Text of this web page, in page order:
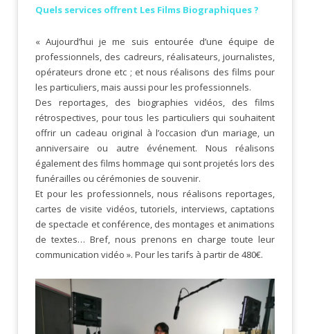
Quels services offrent Les Films Biographiques ?
« Aujourd’hui je me suis entourée d’une équipe de
professionnels, des cadreurs, réalisateurs, journalistes,
opérateurs drone etc ; et nous réalisons des films pour
les particuliers, mais aussi pour les professionnels.
Des reportages, des biographies vidéos, des films
rétrospectives, pour tous les particuliers qui souhaitent
offrir un cadeau original à l’occasion d’un mariage, un
anniversaire ou autre événement. Nous réalisons
également des films hommage qui sont projetés lors des
funérailles ou cérémonies de souvenir.
Et pour les professionnels, nous réalisons reportages,
cartes de visite vidéos, tutoriels, interviews, captations
de spectacle et conférence, des montages et animations
de textes… Bref, nous prenons en charge toute leur
communication vidéo ». Pour les tarifs à partir de 480€.